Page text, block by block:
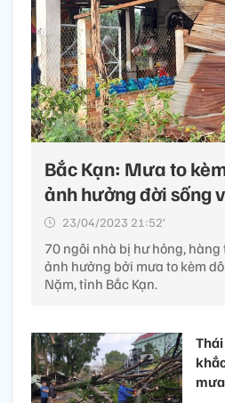
Bắc Kạn: Mưa to
ảnh hưởng đời sống
23/04/2023 21:52’
70 ngôi nhà bị hư hỏng,
ảnh hưởng bởi mưa to kèm
Nặm, tỉnh Bắc Kạn.